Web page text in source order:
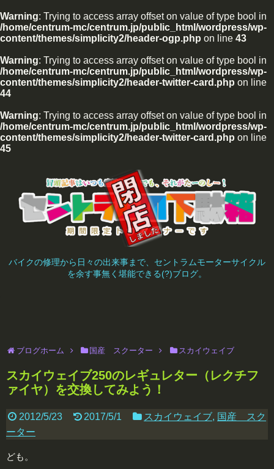
Warning: Trying to access array offset on value of type bool in
/home/centrum-mc/centrum.jp/public_html/wordpress/wp-
content/themes/simplicity2/header-ogp.php on line 43
Warning: Trying to access array offset on value of type bool in
/home/centrum-mc/centrum.jp/public_html/wordpress/wp-
content/themes/simplicity2/header-twitter-card.php on line
44
Warning: Trying to access array offset on value of type bool in
/home/centrum-mc/centrum.jp/public_html/wordpress/wp-
content/themes/simplicity2/header-twitter-card.php on line
45
バイクの修理から日々の出来事まで、セントラムモーターサイクル
を余す事無く堪能できる(?)ブログ。
ブログホーム 国産 スクーター スカイウェイブ
スカイウェイブ250のレギュレター（レクチフ
ァイヤ）を交換してみよう！
2012/5/23 2017/5/1 スカイウェイブ, 国産 スク
ーター
ども。